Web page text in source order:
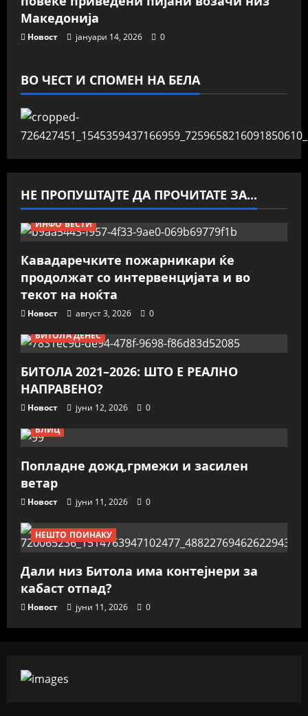
Македонија
Новост јануари 14, 2026 0
ВО ЧЕСТ И СПОМЕН НА БЕЛА
НЕ ПРОПУШТАЈТЕ ДА ПРОЧИТАТЕ ЗА...
ИНФО ВЕСТИ
Кавадаречките пожарникари ќе
продолжат со интервенцијата и во
текот на ноќта
Новост август 3, 2026
0
БИТОЛА ДЕНЕС
БИТОЛА 2021–2026: ШТО Е РЕАЛНО
НАПРАВЕНО?
Новост јуни 12, 2026
0
БЛИЦ
Попладне дожд,грмежи и засилен
ветар
Новост јуни 11, 2026 0
НЕШТО ПОИНАКУ
Дали низ Битола има контејнери за
кабаст отпад?
Новост јуни 11, 2026 0